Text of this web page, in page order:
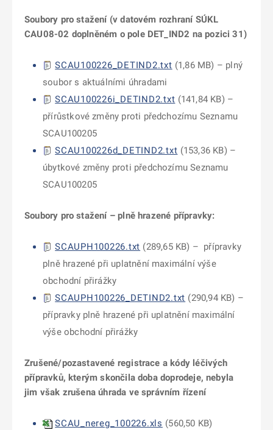
Soubory pro stažení (v datovém rozhraní SÚKL
CAU08-02 doplněném o pole DET_IND2 na pozici 31)
SCAU100226_DETIND2.txt (1,86 MB) – plný
soubor s aktuálními úhradami
SCAU100226i_DETIND2.txt (141,84 KB) –
přírůstkové změny proti předchozímu Seznamu
SCAU100205
SCAU100226d_DETIND2.txt (153,36 KB) –
úbytkové změny proti předchozímu Seznamu
SCAU100205
Soubory pro stažení – plně hrazené přípravky:
SCAUPH100226.txt (289,65 KB) – přípravky
plně hrazené při uplatnění maximální výše
obchodní přirážky
SCAUPH100226_DETIND2.txt (290,94 KB) –
přípravky plně hrazené při uplatnění maximální
výše obchodní přirážky
Zrušené/pozastavené registrace a kódy léčivých
přípravků, kterým skončila doba doprodeje, nebyla
jim však zrušena úhrada ve správním řízení
SCAU_nereg_100226.xls (560,50 KB)